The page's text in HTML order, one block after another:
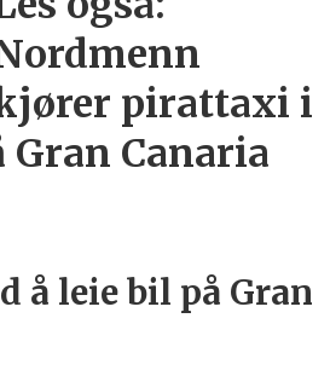
pirattaxi i
Canaria
å leie bil på Gran